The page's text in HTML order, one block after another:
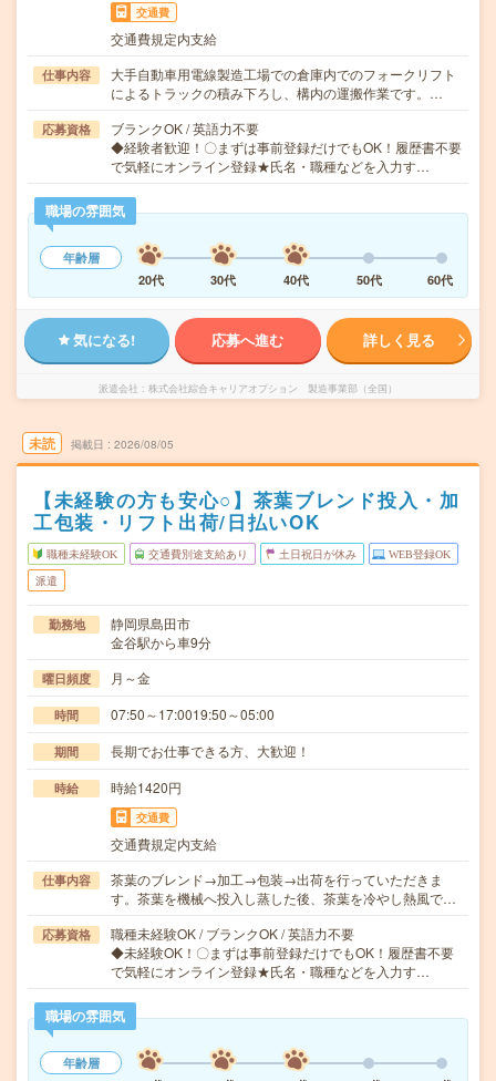
交通費
交通費規定内支給
仕事内容
大手自動車用電線製造工場での倉庫内でのフォークリフト
によるトラックの積み下ろし、構内の運搬作業です。…
応募資格
ブランクOK / 英語力不要
◆経験者歓迎！〇まずは事前登録だけでもOK！履歴書不要
で気軽にオンライン登録★氏名・職種などを入力す…
職場の雰囲気
年齢層
20代
30代 40代 50代 60代
気になる! 応募へ進む 詳しく見る
派遣会社 株式会社綜合キャリアオプション 製造事業部（全国）
未読 掲載日 2026/08/05
【未経験の方も安心○】茶葉ブレンド投入・加
工包装・リフト出荷/日払いOK
職種未経験OK 交通費別途支給あり 土日祝日が休み WEB登録OK
派遣
勤務地
静岡県島田市
金谷駅から車9分
曜日頻度 月～金
時間 07:50～17:0019:50～05:00
期間 長期でお仕事できる方、大歓迎！
時給 時給1420円
交通費
交通費規定内支給
仕事内容
茶葉のブレンド→加工→包装→出荷を行っていただきま
す。茶葉を機械へ投入し蒸した後、茶葉を冷やし熱風で…
応募資格
職種未経験OK / ブランクOK / 英語力不要
◆未経験OK！〇まずは事前登録だけでもOK！履歴書不要
で気軽にオンライン登録★氏名・職種などを入力す…
職場の雰囲気
年齢層